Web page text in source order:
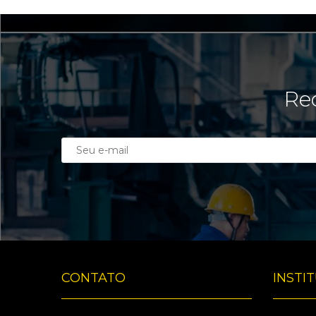
CONTATO